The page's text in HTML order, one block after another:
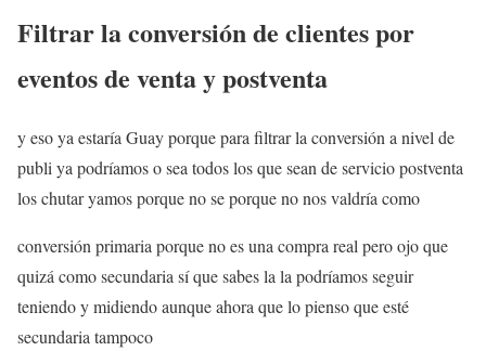
Filtrar la conversión de clientes por
eventos de venta y postventa
y eso ya estaría Guay porque para filtrar la conversión a nivel de
publi ya podríamos o sea todos los que sean de servicio postventa
los chutar yamos porque no se porque no nos valdría como
conversión primaria porque no es una compra real pero ojo que
quizá como secundaria sí que sabes la la podríamos seguir
teniendo y midiendo aunque ahora que lo pienso que esté
secundaria tampoco